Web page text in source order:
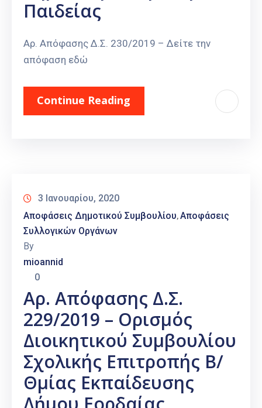
Παιδείας
Αρ. Απόφασης Δ.Σ. 230/2019 – Δείτε την
απόφαση εδώ
Continue Reading
3 Ιανουαρίου, 2020
Αποφάσεις Δημοτικού Συμβουλίου‚Αποφάσεις
Συλλογικών Οργάνων
By
mioannid
0
Αρ. Απόφασης Δ.Σ.
229/2019 – Ορισμός
Διοικητικού Συμβουλίου
Σχολικής Επιτροπής Β/
Θμίας Εκπαίδευσης